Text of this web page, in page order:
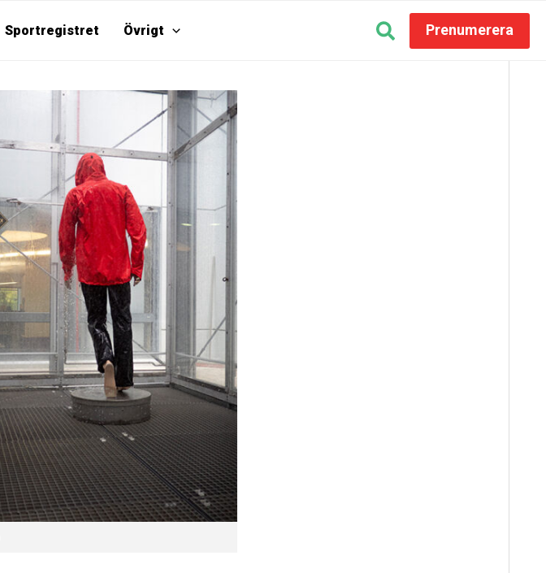
Sportregistret Övrigt Prenumerera